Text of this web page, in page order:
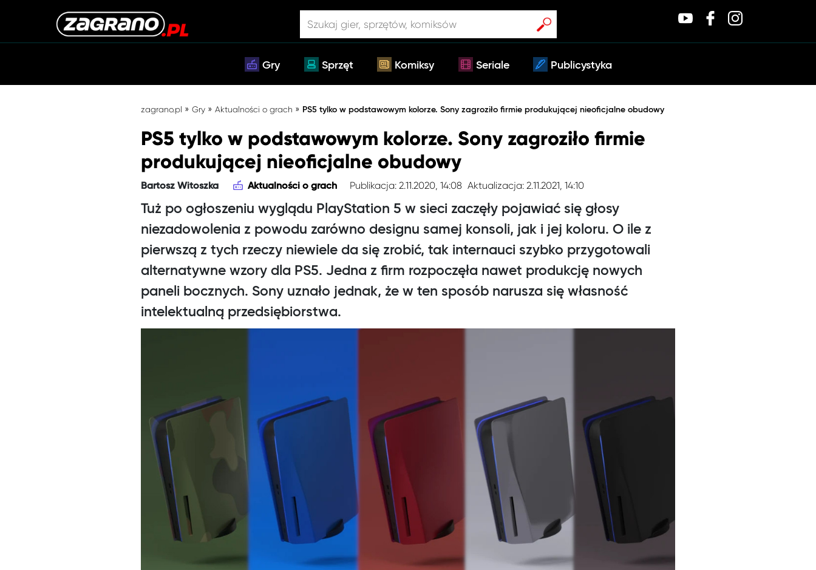
Gry Sprzęt Komiksy Seriale Publicystyka
zagrano.pl » Gry » Aktualności o grach » PS5 tylko w podstawowym kolorze. Sony zagroziło firmie produkującej nieoficjalne obudowy
PS5 tylko w podstawowym kolorze. Sony zagroziło firmie
produkującej nieoficjalne obudowy
Bartosz Witoszka Aktualności o grach Publikacja: 2.11.2020, 14:08 Aktualizacja: 2.11.2021, 14:10
Tuż po ogłoszeniu wyglądu PlayStation 5 w sieci zaczęły pojawiać się głosy
niezadowolenia z powodu zarówno designu samej konsoli, jak i jej koloru. O ile z
pierwszą z tych rzeczy niewiele da się zrobić, tak internauci szybko przygotowali
alternatywne wzory dla PS5. Jedna z firm rozpoczęła nawet produkcję nowych
paneli bocznych. Sony uznało jednak, że w ten sposób narusza się własność
intelektualną przedsiębiorstwa.